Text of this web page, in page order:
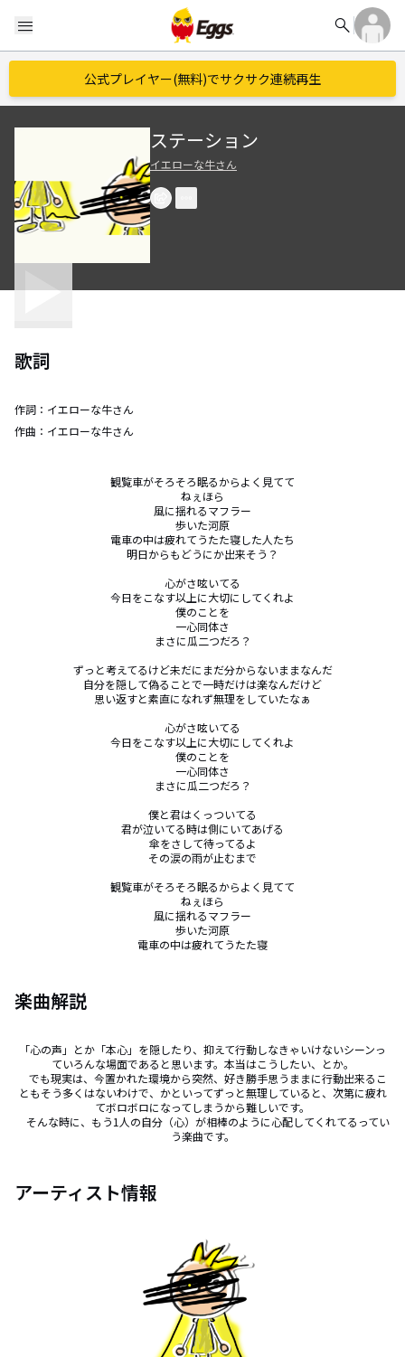
menu search
公式プレイヤー(無料)でサクサク連続再生
ステーション
イエローな牛さん
歌詞
作詞： イエローな牛さん
作曲： イエローな牛さん
観覧車がそろそろ眠るからよく見てて
ねぇほら
風に揺れるマフラー
歩いた河原
電車の中は疲れてうたた寝した人たち
明日からもどうにか出来そう？
心がさ呟いてる
今日をこなす以上に大切にしてくれよ
僕のことを
一心同体さ
まさに瓜二つだろ？
ずっと考えてるけど未だにまだ分からないままなんだ
自分を隠して偽ることで一時だけは楽なんだけど
思い返すと素直になれず無理をしていたなぁ
心がさ呟いてる
今日をこなす以上に大切にしてくれよ
僕のことを
一心同体さ
まさに瓜二つだろ？
僕と君はくっついてる
君が泣いてる時は側にいてあげる
傘をさして待ってるよ
その涙の雨が止むまで
観覧車がそろそろ眠るからよく見てて
ねぇほら
風に揺れるマフラー
歩いた河原
電車の中は疲れてうたた寝
楽曲解説
「心の声」とか「本心」を隠したり、抑えて行動しなきゃいけないシーンっ
ていろんな場面であると思います。本当はこうしたい、とか。
でも現実は、今置かれた環境から突然、好き勝手思うままに行動出来るこ
ともそう多くはないわけで、かといってずっと無理していると、次第に疲れ
てボロボロになってしまうから難しいです。
そんな時に、もう1人の自分（心）が相棒のように心配してくれてるってい
う楽曲です。
アーティスト情報